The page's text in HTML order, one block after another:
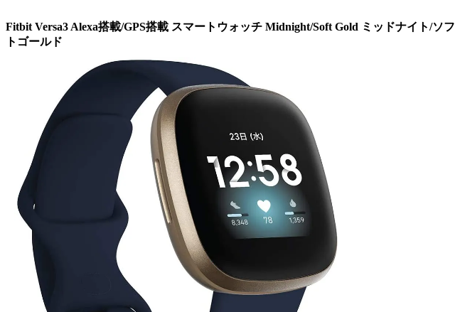
Fitbit Versa3 Alexa搭載/GPS搭載 スマートウォッチ Midnight/Soft Gold ミッドナイト/ソフ
トゴールド